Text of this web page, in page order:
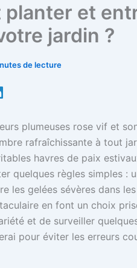
planter et
jardin ?
de lecture
plumeuses rose vif et
rafraîchissante à tout
havres de paix
quelques règles simples :
les gelées sévères dans
en font un choix
et de surveiller
pour éviter les erreurs